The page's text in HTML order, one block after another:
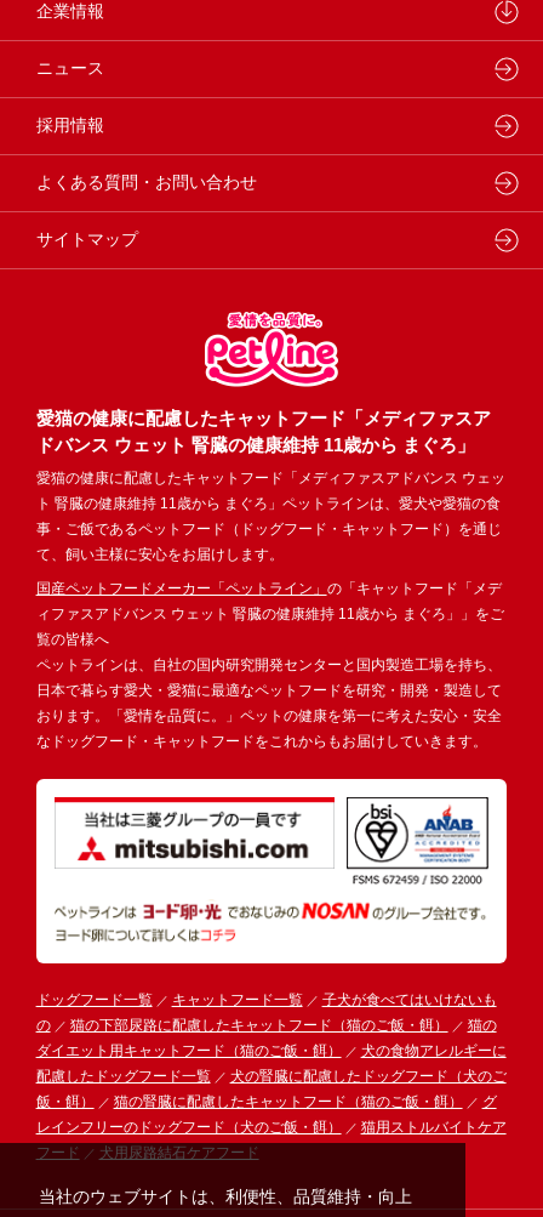
当社のウェブサイトは、利便性、品質維持・向上
愛猫の健康に配慮したキャットフード「メディファスア
ドバンス ウェット 腎臓の健康維持 11歳から まぐろ」
愛猫の健康に配慮したキャットフード「メディファスアドバンス ウェッ
ト 腎臓の健康維持 11歳から まぐろ」ペットラインは、愛犬や愛猫の食
事・ご飯であるペットフード（ドッグフード・キャットフード）を通じ
て、飼い主様に安心をお届けします。
国産ペットフードメーカー「ペットライン」 の「キャットフード「メデ
ィファスアドバンス ウェット 腎臓の健康維持 11歳から まぐろ」」をご
覧の皆様へ
ペットラインは、自社の国内研究開発センターと国内製造工場を持ち、
日本で暮らす愛犬・愛猫に最適なペットフードを研究・開発・製造して
おります。「愛情を品質に。」ペットの健康を第一に考えた安心・安全
なドッグフード・キャットフードをこれからもお届けしていきます。
ドッグフード一覧 キャットフード一覧
子犬が食べてはいけないも
の
猫の下部尿路に配慮したキャットフード（猫のご飯・餌）
猫の
ダイエット用キャットフード（猫のご飯・餌）
犬の食物アレルギーに
配慮したドッグフード一覧
犬の腎臓に配慮したドッグフード（犬のご
飯・餌）
猫の腎臓に配慮したキャットフード（猫のご飯・餌）
グ
レインフリーのドッグフード（犬のご飯・餌）
猫用ストルバイトケア
フード
犬用尿路結石ケアフード
製品・品質管理
小動物
動物病院専用フード
フードコンシェル
しあわせマルシェ
どうぶつ病院宅配便
ペットライン 犬ノート
ペットライン 猫ノート
狂犬病予防
企業情報
会社概要・事業所
代表メッセージ
企業理念・ビジョン
ニュース
採用情報
よくある質問・お問い合わせ
サイトマップ